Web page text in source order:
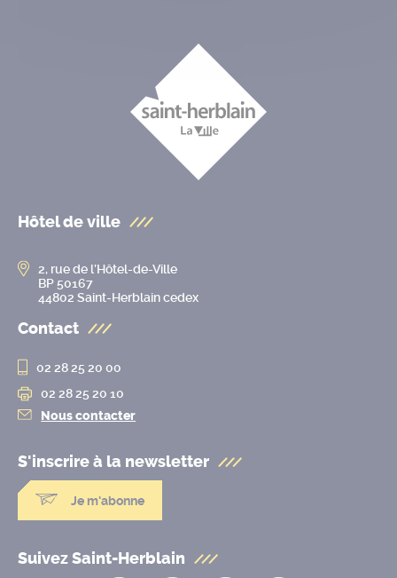
Hôtel de ville
2, rue de l’Hôtel-de-Ville
BP 50167
44802 Saint-Herblain cedex
Contact
02 28 25 20 00
02 28 25 20 10
Nous contacter
S'inscrire à la newsletter
Je m'abonne
Suivez Saint-Herblain